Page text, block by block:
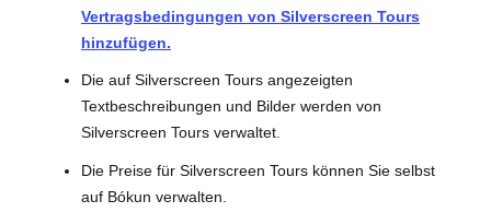
Vertragsbedingungen von Silverscreen Tours
hinzufügen.
Die auf Silverscreen Tours angezeigten
Textbeschreibungen und Bilder werden von
Silverscreen Tours verwaltet.
Die Preise für Silverscreen Tours können Sie selbst
auf Bókun verwalten.